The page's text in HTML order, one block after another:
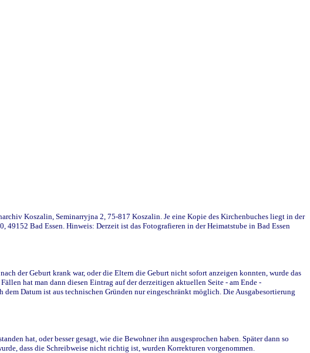
Koszalin, Seminarryjna 2, 75-817 Koszalin. Je eine Kopie des Kirchenbuches liegt in der
Bad Essen. Hinweis: Derzeit ist das Fotografieren in der Heimatstube in Bad Essen
der Geburt krank war, oder die Eltern die Geburt nicht sofort anzeigen konnten, wurde das
hat man dann diesen Eintrag auf der derzeitigen aktuellen Seite - am Ende -
Datum ist aus technischen Gründen nur eingeschränkt möglich. Die Ausgabesortierung
hat, oder besser gesagt, wie die Bewohner ihn ausgesprochen haben. Später dann so
dass die Schreibweise nicht richtig ist, wurden Korrekturen vorgenommen.